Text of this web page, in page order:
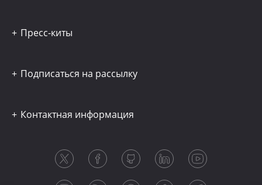
Пресс-киты
Подписаться на рассылку
Контактная информация